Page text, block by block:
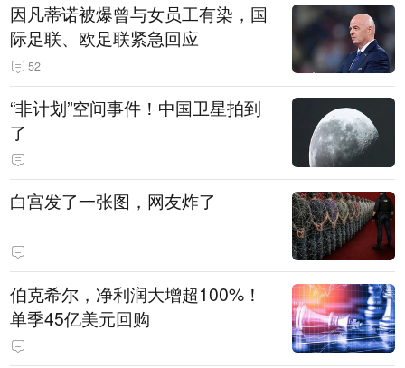
因凡蒂诺被爆曾与女员工有染，国
际足联、欧足联紧急回应
52
“非计划”空间事件！中国卫星拍到
了
白宫发了一张图，网友炸了
伯克希尔，净利润大增超100%！
单季45亿美元回购